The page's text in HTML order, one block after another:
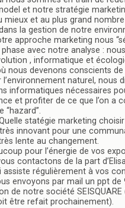
et notre stratégie
mieux et au plus grand nombre
la gestion de notre
approche marketing nous
avec notre analyse :
, informatique et
nous devenons conscients
naturel, nous
informatiques nécessaires
et profiter de ce que l’on a
“hazard”.
statégie marketing
innovant pour une
lente au changement.
pour l’énergie de vos
contactons de la part
assiste régulièrement à vos
envoyons par mail un ppt de
de notre société
être refait prochainement).